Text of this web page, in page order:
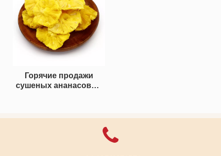
Горячие продажи
сушеных ананасовых